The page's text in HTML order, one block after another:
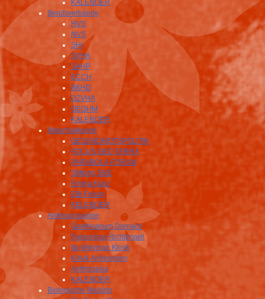
KALENDER
Berufsverbände
HVS
NVS
SHI
SVHA
SAHP
ECCH
BKHD
DZVHA
OEGHM
KALENDER
Naturheilkunde
GESUNDHEITSPOLITIK
FOCUS GEO TERRA
PARABOLA FORUM
Stiftung SNE
Emma Kunz
EBI Forum
KELENDER
Anthroposophie
Goetheanum Dornach
Paracelsus Richterswil
Ita-Wegman Klinik
Klinik Arlöesheim
Anthrosana
KALENDER
Biologische Medizin